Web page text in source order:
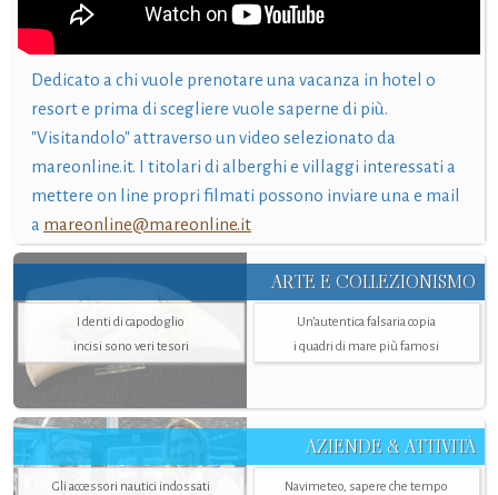
Dedicato a chi vuole prenotare una vacanza in hotel o
resort e prima di scegliere vuole saperne di più.
"Visitandolo" attraverso un video selezionato da
mareonline.it. I titolari di alberghi e villaggi interessati a
mettere on line propri filmati possono inviare una e mail
a mareonline@mareonline.it
ARTE E COLLEZIONISMO
I denti di capodoglio
incisi sono veri tesori
Un’autentica falsaria copia
i quadri di mare più famosi
AZIENDE & ATTIVITÀ
Gli accessori nautici indossati
Navimeteo, sapere che tempo